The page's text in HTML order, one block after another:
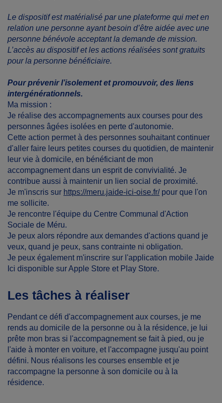
Le dispositif est matérialisé par une plateforme qui met en
relation une personne ayant besoin d’être aidée avec une
personne bénévole acceptant la demande de mission.
L’accès au dispositif et les actions réalisées sont gratuits
pour la personne bénéficiaire.
Pour prévenir l’isolement et promouvoir, des liens
intergénérationnels.
Ma mission :
Je réalise des accompagnements aux courses pour des
personnes âgées isolées en perte d'autonomie.
Cette action permet à des personnes souhaitant continuer
d'aller faire leurs petites courses du quotidien, de maintenir
leur vie à domicile, en bénéficiant de mon
accompagnement dans un esprit de convivialité. Je
contribue aussi à maintenir un lien social de proximité.
Je m'inscris sur https://meru.jaide-ici-oise.fr/pour que l'on
me sollicite.
Je rencontre l'équipe du Centre Communal d'Action
Sociale de Méru.
Je peux alors répondre aux demandes d'actions quand je
veux, quand je peux, sans contrainte ni obligation.
Je peux également m'inscrire sur l'application mobile Jaide
Ici disponible sur Apple Store et Play Store.
Les tâches à réaliser
Pendant ce défi d'accompagnement aux courses, je me
rends au domicile de la personne ou à la résidence, je lui
prête mon bras si l'accompagnement se fait à pied, ou je
l'aide à monter en voiture, et l'accompagne jusqu'au point
défini. Nous réalisons les courses ensemble et je
raccompagne la personne à son domicile ou à la
résidence.